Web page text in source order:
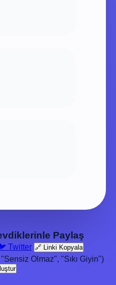
Paylaş
Twitter 🔗 Linki Kopyala
Olmaz", "Sıkı Giyin")